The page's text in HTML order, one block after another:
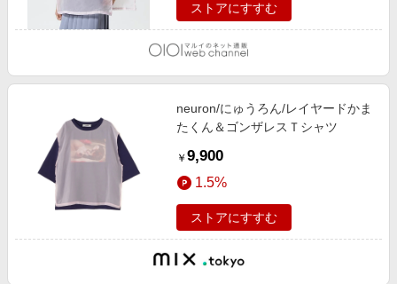
ストアにすすむ
neuron/にゅうろん/レイヤードかま
たくん＆ゴンザレスＴシャツ
￥ 9,900
1.5%
ストアにすすむ